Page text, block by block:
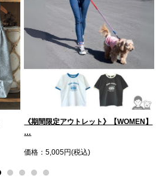
《期間限定アウトレット》【WOMEN】
…
価格：5,005円(税込)